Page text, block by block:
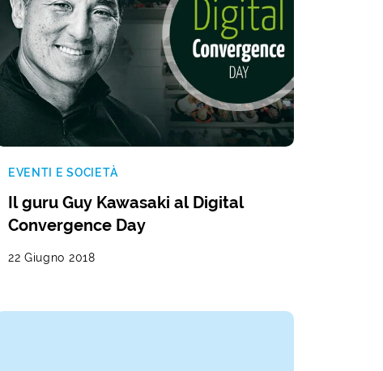
EVENTI E SOCIETÀ
Il guru Guy Kawasaki al Digital
Convergence Day
22 Giugno 2018